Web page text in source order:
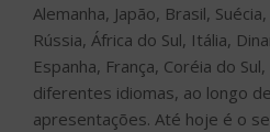
Alemanha, Japão, Brasil,
Rússia, África do Sul, Itália,
Espanha, França, Coréia do
diferentes idiomas, ao longo
apresentações. Até hoje é o